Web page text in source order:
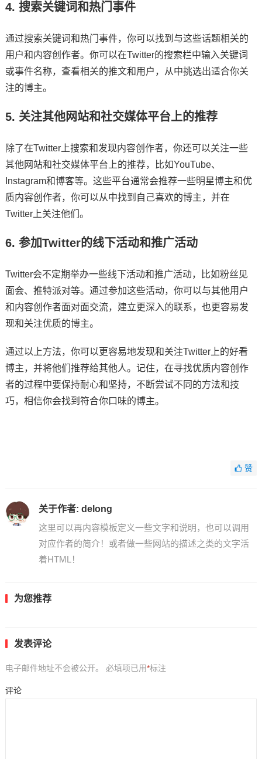
4. 搜索关键词和热门事件
通过搜索关键词和热门事件，你可以找到与这些话题相关的
用户和内容创作者。你可以在Twitter的搜索栏中输入关键词
或事件名称，查看相关的推文和用户，从中挑选出适合你关
注的博主。
5. 关注其他网站和社交媒体平台上的推荐
除了在Twitter上搜索和发现内容创作者，你还可以关注一些
其他网站和社交媒体平台上的推荐，比如YouTube、
Instagram和博客等。这些平台通常会推荐一些明星博主和优
质内容创作者，你可以从中找到自己喜欢的博主，并在
Twitter上关注他们。
6. 参加Twitter的线下活动和推广活动
Twitter会不定期举办一些线下活动和推广活动，比如粉丝见
面会、推特派对等。通过参加这些活动，你可以与其他用户
和内容创作者面对面交流，建立更深入的联系，也更容易发
现和关注优质的博主。
通过以上方法，你可以更容易地发现和关注Twitter上的好看
博主，并将他们推荐给其他人。记住，在寻找优质内容创作
者的过程中要保持耐心和坚持，不断尝试不同的方法和技
巧，相信你会找到符合你口味的博主。
赞
关于作者: delong
这里可以再内容模板定义一些文字和说明，也可以调用
对应作者的简介！或者做一些网站的描述之类的文字活
着HTML！
为您推荐
发表评论
电子邮件地址不会被公开。 必填项已用*标注
评论